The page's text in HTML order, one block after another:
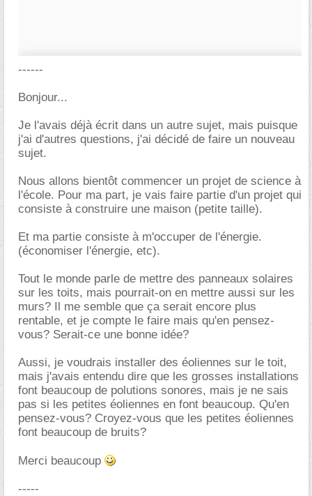
------
Bonjour...
Je l'avais déjà écrit dans un autre sujet, mais puisque
j'ai d'autres questions, j'ai décidé de faire un nouveau
sujet.
Nous allons bientôt commencer un projet de science à
l'école. Pour ma part, je vais faire partie d'un projet qui
consiste à construire une maison (petite taille).
Et ma partie consiste à m'occuper de l'énergie.
(économiser l'énergie, etc).
Tout le monde parle de mettre des panneaux solaires
sur les toits, mais pourrait-on en mettre aussi sur les
murs? Il me semble que ça serait encore plus
rentable, et je compte le faire mais qu'en pensez-
vous? Serait-ce une bonne idée?
Aussi, je voudrais installer des éoliennes sur le toit,
mais j'avais entendu dire que les grosses installations
font beaucoup de polutions sonores, mais je ne sais
pas si les petites éoliennes en font beaucoup. Qu'en
pensez-vous? Croyez-vous que les petites éoliennes
font beaucoup de bruits?
Merci beaucoup
-----